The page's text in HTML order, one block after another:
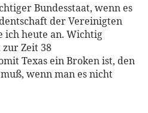
Bundesstaat, wenn es
der Vereinigten
ich heute an. Wichtig
zur Zeit 38
Texas ein Broken ist, den
wenn man es nicht